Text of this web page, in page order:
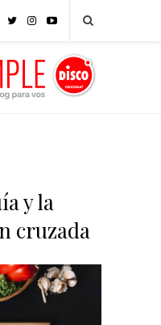
y la
cruzada